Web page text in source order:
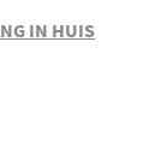
IN HUIS